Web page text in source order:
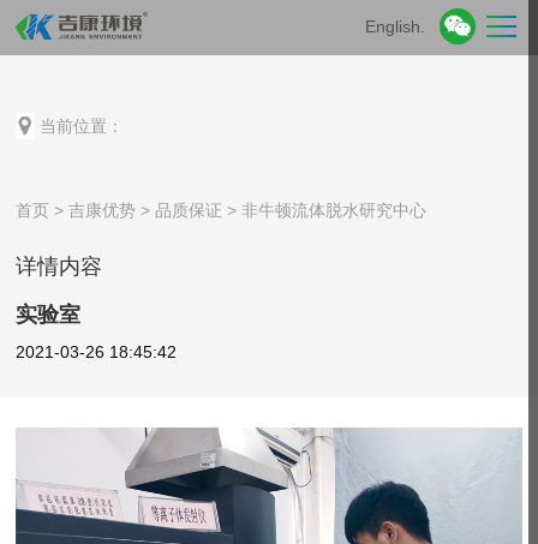
English.
当前位置：
首页 >吉康优势 >品质保证 >非牛顿流体脱水研究中心
详情内容
实验室
2021-03-26 18:45:42